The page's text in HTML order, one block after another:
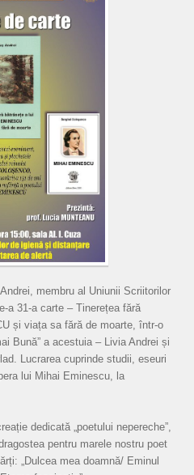
membru al Uniunii Scriitorilor
a 31-a carte – Tinerețea fără
și viața sa fără de moarte, într-o
Bună” a acestuia – Livia Andrei și
Lucrarea cuprinde studii, eseuri
lui Mihai Eminescu, la
dedicată „poetului nepereche”,
pentru marele nostru poet
„Dulcea mea doamnă/ Eminul